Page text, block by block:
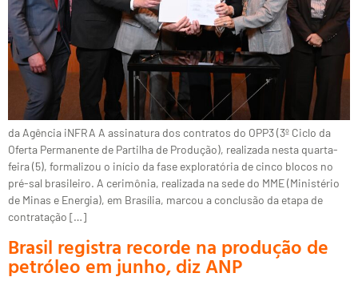
da Agência iNFRA A assinatura dos contratos do OPP3 (3º Ciclo da
Oferta Permanente de Partilha de Produção), realizada nesta quarta-
feira (5), formalizou o início da fase exploratória de cinco blocos no
pré-sal brasileiro. A cerimônia, realizada na sede do MME (Ministério
de Minas e Energia), em Brasília, marcou a conclusão da etapa de
contratação […]
Brasil registra recorde na produção de
petróleo em junho, diz ANP